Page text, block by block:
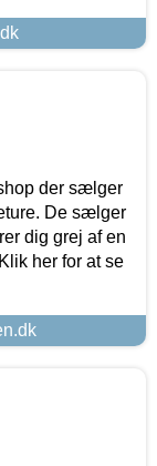
der sælger
De sælger
dig grej af en
her for at se